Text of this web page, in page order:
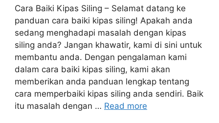
Cara Baiki Kipas Siling – Selamat datang ke
panduan cara baiki kipas siling! Apakah anda
sedang menghadapi masalah dengan kipas
siling anda? Jangan khawatir, kami di sini untuk
membantu anda. Dengan pengalaman kami
dalam cara baiki kipas siling, kami akan
memberikan anda panduan lengkap tentang
cara memperbaiki kipas siling anda sendiri. Baik
itu masalah dengan … Read more